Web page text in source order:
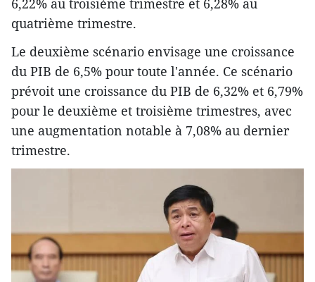
quatrième trimestre.
Le deuxième scénario envisage une croissance
du PIB de 6,5% pour toute l'année. Ce scénario
prévoit une croissance du PIB de 6,32% et 6,79%
pour le deuxième et troisième trimestres, avec
une augmentation notable à 7,08% au dernier
trimestre.